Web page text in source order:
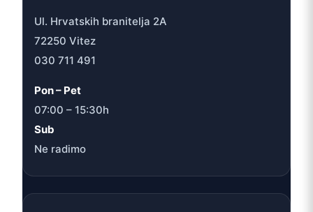
Ul. Hrvatskih branitelja 2A
72250 Vitez
030 711 491
Pon – Pet
07:00 – 15:30h
Sub
Ne radimo